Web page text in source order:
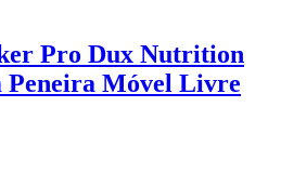
Pro Dux Nutrition
Peneira Móvel Livre